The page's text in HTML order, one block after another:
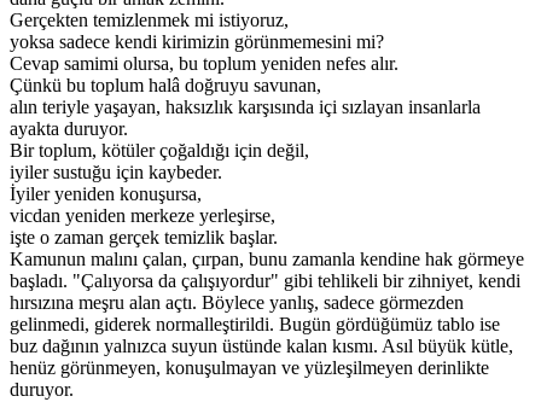
Gerçekten temizlenmek mi istiyoruz,
yoksa sadece kendi kirimizin görünmemesini mi?
Cevap samimi olursa, bu toplum yeniden nefes alır.
Çünkü bu toplum halâ doğruyu savunan,
alın teriyle yaşayan, haksızlık karşısında içi sızlayan insanlarla
ayakta duruyor.
Bir toplum, kötüler çoğaldığı için değil,
iyiler sustuğu için kaybeder.
İyiler yeniden konuşursa,
vicdan yeniden merkeze yerleşirse,
işte o zaman gerçek temizlik başlar.
Kamunun malını çalan, çırpan, bunu zamanla kendine hak görmeye
başladı. "Çalıyorsa da çalışıyordur" gibi tehlikeli bir zihniyet, kendi
hırsızına meşru alan açtı. Böylece yanlış, sadece görmezden
gelinmedi, giderek normalleştirildi. Bugün gördüğümüz tablo ise
buz dağının yalnızca suyun üstünde kalan kısmı. Asıl büyük kütle,
henüz görünmeyen, konuşulmayan ve yüzleşilmeyen derinlikte
duruyor.